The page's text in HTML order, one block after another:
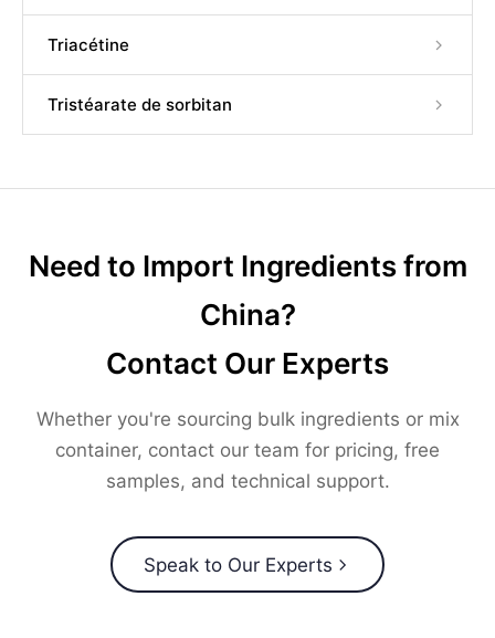
Triacétine
Tristéarate de sorbitan
Need to Import Ingredients from
China?
Contact Our Experts
Whether you're sourcing bulk ingredients or mix
container, contact our team for pricing, free
samples, and technical support.
Speak to Our Experts